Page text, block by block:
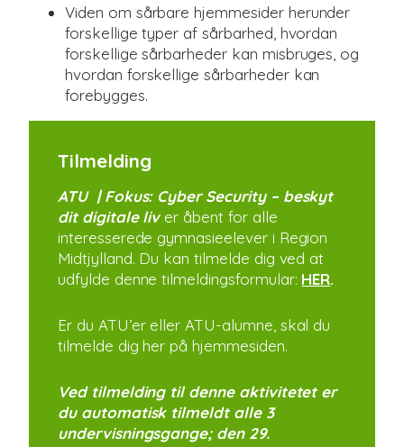
Viden om sårbare hjemmesider herunder
forskellige typer af sårbarhed, hvordan
forskellige sårbarheder kan misbruges, og
hvordan forskellige sårbarheder kan
forebygges.
Tilmelding
ATU | Fokus: Cyber Security – beskyt
dit digitale liver åbent for alle
interesserede gymnasieelever i Region
Midtjylland. Du kan tilmelde dig ved at
udfylde denne tilmeldingsformular: HER.
Er du ATU’er eller ATU-alumne, skal du
tilmelde dig her på hjemmesiden.
Ved tilmelding til denne aktivitetet er
du automatisk tilmeldt alle 3
undervisningsgange; den 29.